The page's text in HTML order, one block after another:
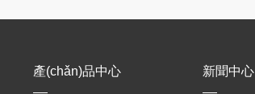
產(chǎn)品中心 新聞中心